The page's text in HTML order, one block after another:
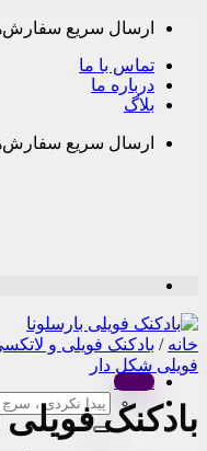
Skip
content
ارسال سریع
تماس با ما
درباره ما
بلاگ
ارسال سریع
Menu
جستجو
برای:
خانه / بادکنک فویلی و
فویلی شکل دار
بادکنک فویلی